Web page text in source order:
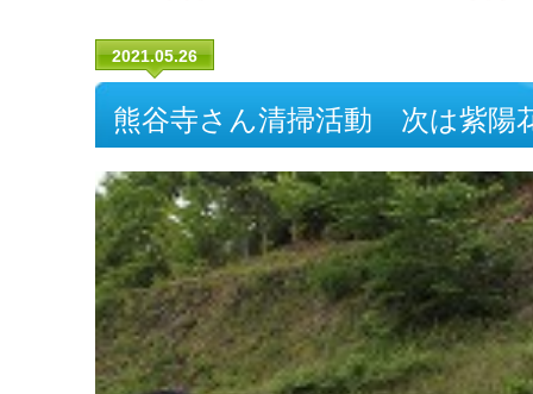
2021.05.26
熊谷寺さん清掃活動 次は紫陽